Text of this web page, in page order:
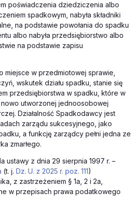
poświadczenia dziedziczenia albo
spadkowym, nabyła składniki
na podstawie powołania do spadku
albo nabyła przedsiębiorstwo albo
na podstawie zapisu
miejsce w przedmiotowej sprawie,
wskutek działu spadku, stanie się
przedsiębiorstwa w spadku, które w
utworzonej jednoosobowej
Działalność Spadkodawcy jest
zarządu sukcesyjnego, jako
a funkcję zarządcy pełni jedna ze
zmarłego.
ustawy z dnia 29 sierpnia 1997 r. –
(t. j. Dz. U. z 2025 r. poz. 111)
z zastrzeżeniem § 1a, 2 i 2a,
w przepisach prawa podatkowego